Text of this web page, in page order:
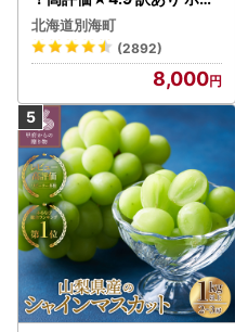
テ 400g（ほたて 帆立 貝柱
冷凍 ）
北海道別海町
(2892)
8,000